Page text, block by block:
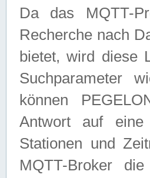
Da das MQTT-
Recherche nach
bietet, wird diese
Suchparameter
können
Antwort auf eine
Stationen und
MQTT-Broker